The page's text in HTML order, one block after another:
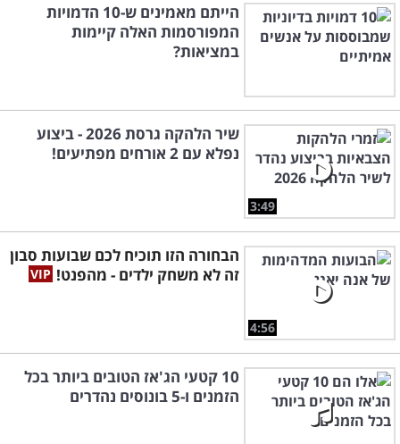
הייתם מאמינים ש-10 הדמויות
המפורסמות האלה קיימות
במציאות?
3:49
שיר הלהקה גרסת 2026 - ביצוע
נפלא עם 2 אורחים מפתיעים!
4:56
הבחורה הזו תוכיח לכם שבועות סבון
זה לא משחק ילדים - מהפנט!
10 קטעי הג'אז הטובים ביותר בכל
הזמנים ו-5 בונוסים נהדרים